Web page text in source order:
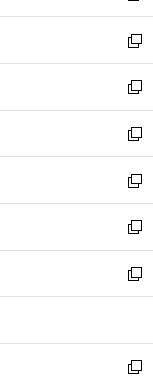
開
く
ウ
で
開
く
ン
ド
ウ
で
開
く
ウ
ィ
ン
ド
ウ
で
開
く
し
い
ウ
ィ
ン
ド
ウ
で
開
く
新
し
い
ウ
ィ
ン
ド
ウ
で
開
く
新
し
い
ウ
ィ
ン
ド
ウ
で
開
新
し
い
ウ
ィ
ン
ド
ウ
開
く
新
し
い
ウ
ィ
ン
ウ
で
新
し
い
ウ
ン
ド
新
し
ウ
ィ
新